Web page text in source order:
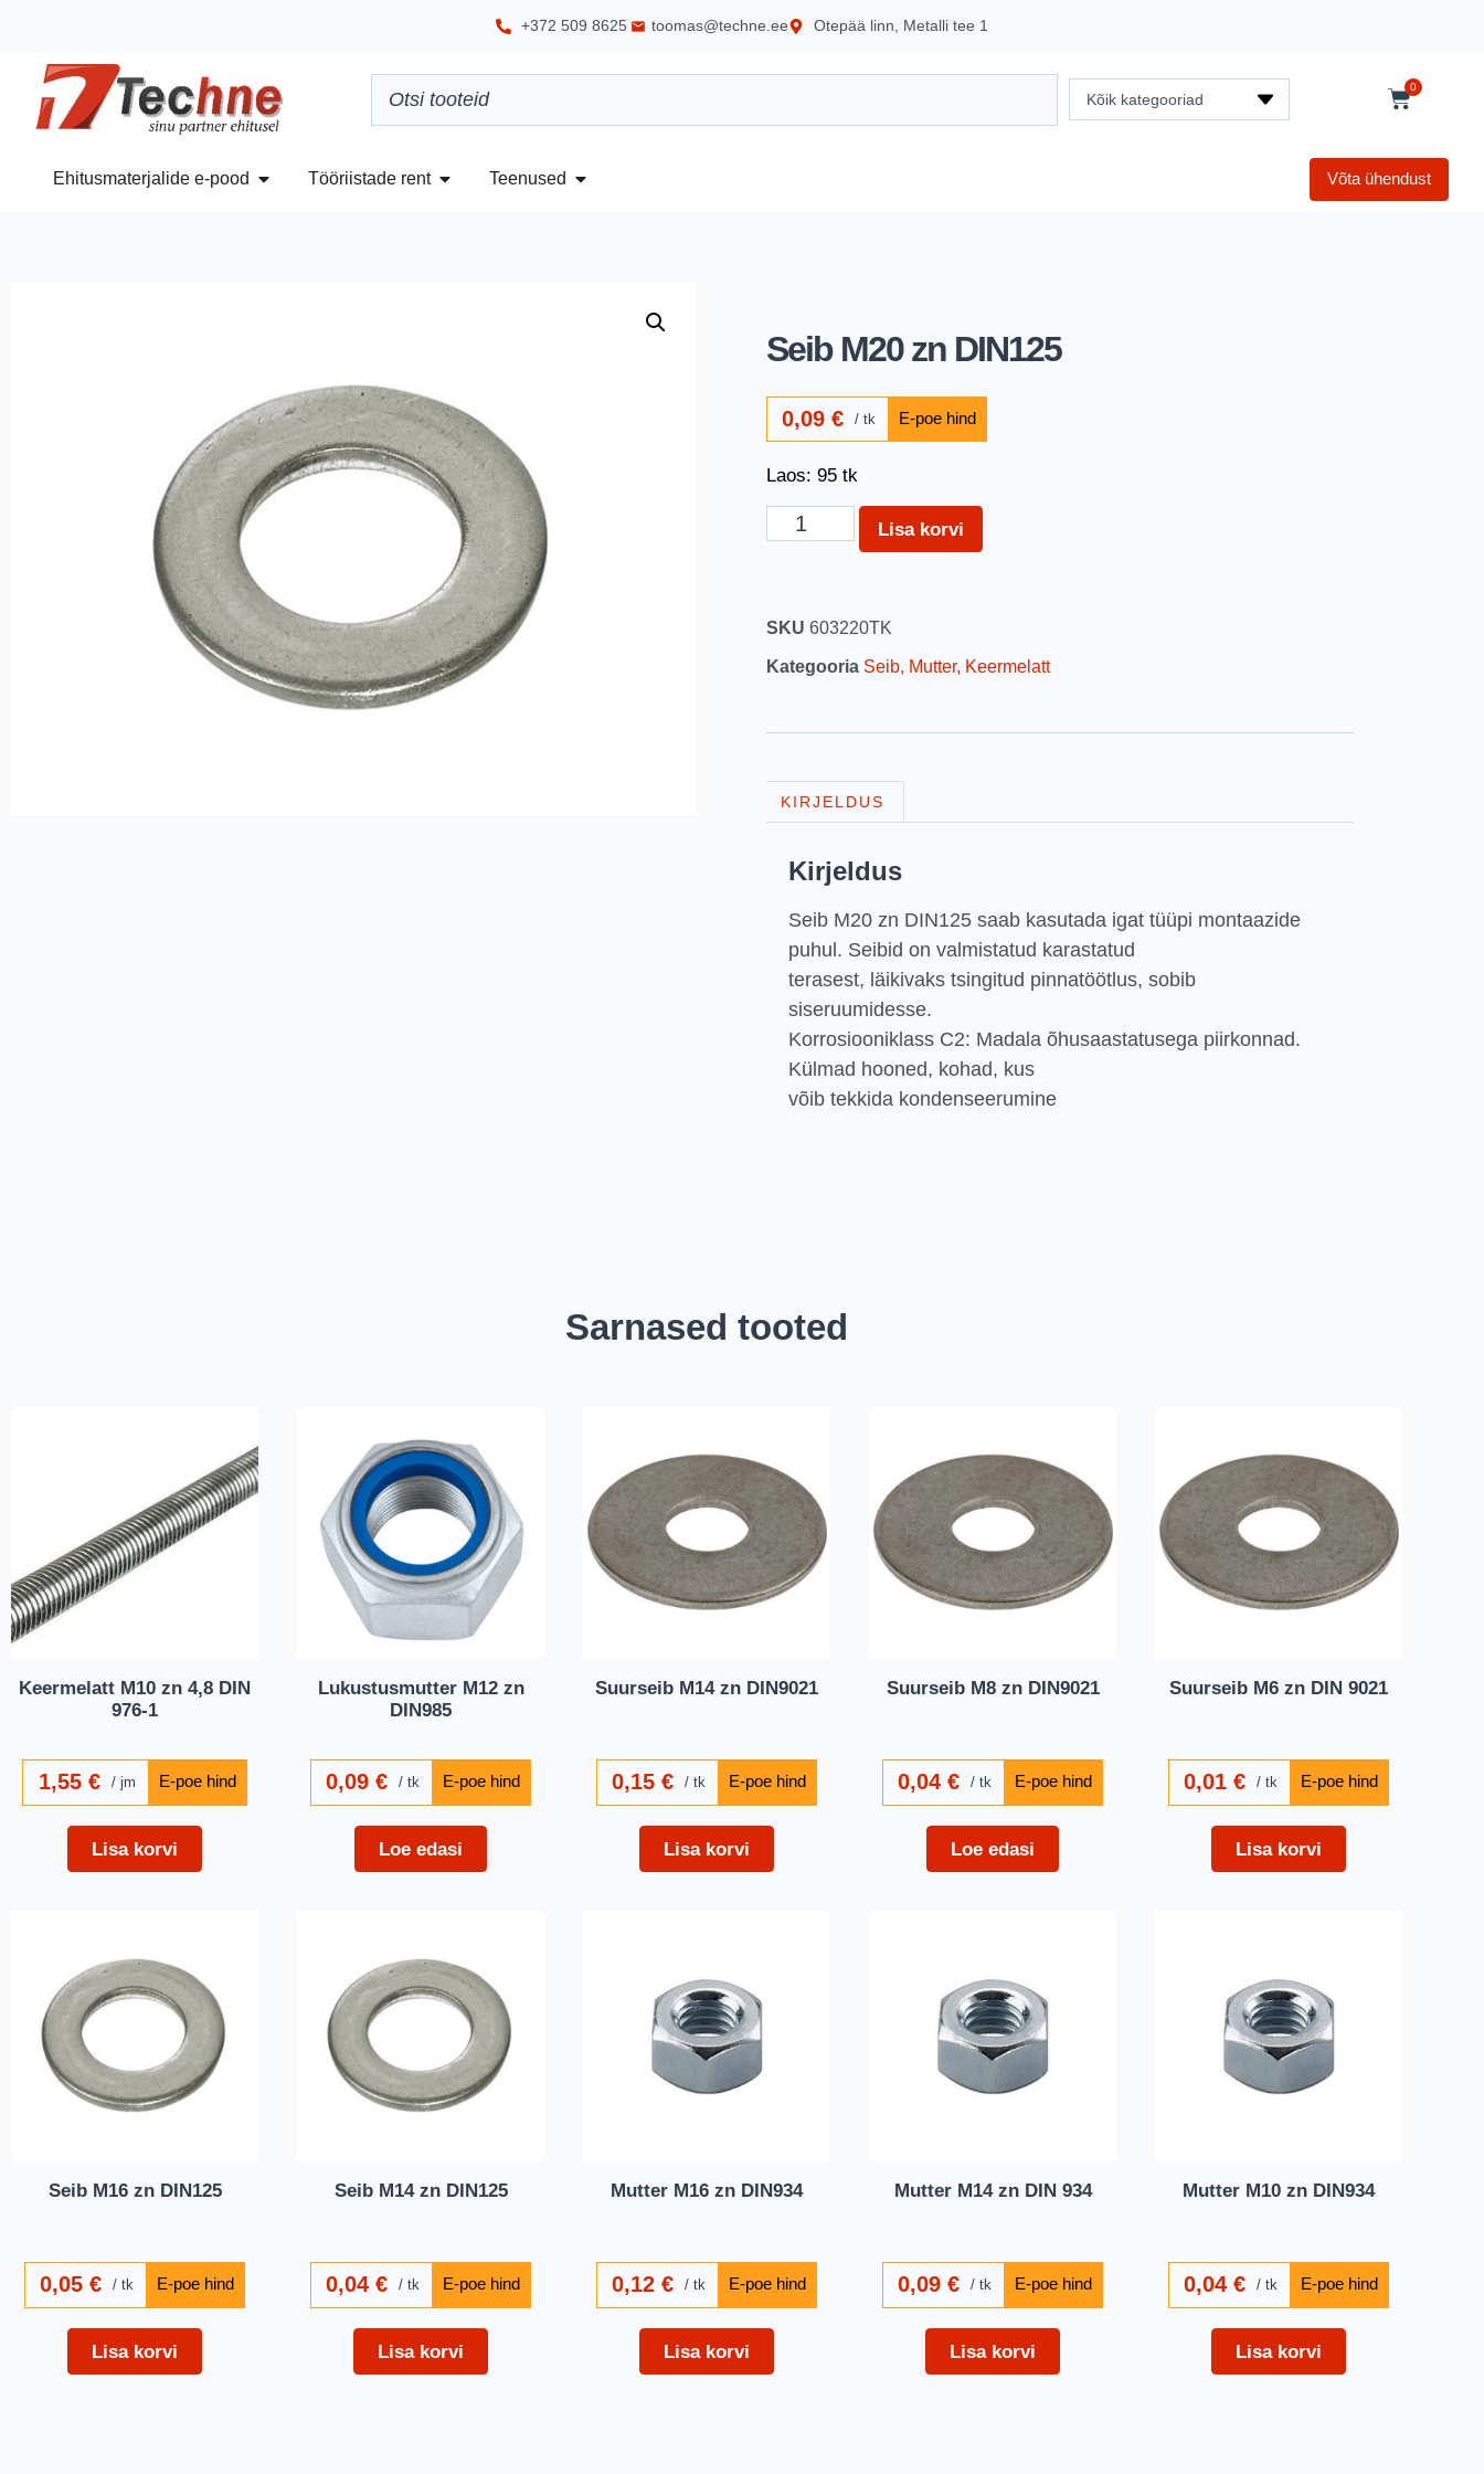
+372 509 8625 toomas@techne.ee Otepää linn, Metalli tee 1
Kõik kategooriad
0
Ehitusmaterjalide e-pood Tööriistade rent Teenused Võta ühendust
Seib M20 zn DIN125
0,09€ tk
Laos: 95 tk
Lisa korvi
SKU 603220TK
Kategooria Seib, Mutter, Keermelatt
KIRJELDUS
Kirjeldus
Seib M20 zn DIN125 saab kasutada igat tüüpi montaazide
puhul. Seibid on valmistatud karastatud
terasest, läikivaks tsingitud pinnatöötlus, sobib
siseruumidesse.
Korrosiooniklass C2: Madala õhusaastatusega piirkonnad.
Külmad hooned, kohad, kus
võib tekkida kondenseerumine
Sarnased tooted
Keermelatt M10 zn 4,8 DIN
976-1
1,55 € jm
Lisa korvi
Lukustusmutter M12 zn
DIN985
0,09€ tk
Loe edasi
Suurseib M14 zn DIN9021
0,15€ tk
Lisa korvi
Suurseib M8 zn DIN9021
0,04€ tk
Loe edasi
Suurseib M6 zn DIN 9021
0,01€ tk
Lisa korvi
Seib M16 zn DIN125
0,05€ tk
Lisa korvi
Seib M14 zn DIN125
0,04€ tk
Lisa korvi
Mutter M16 zn DIN934
0,12€ tk
Lisa korvi
Mutter M14 zn DIN 934
0,09€ tk
Lisa korvi
Mutter M10 zn DIN934
0,04€ tk
Lisa korvi